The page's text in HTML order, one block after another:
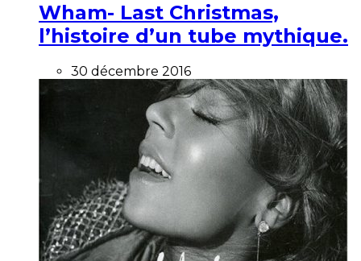
Wham- Last Christmas,
l’histoire d’un tube mythique.
30 décembre 2016